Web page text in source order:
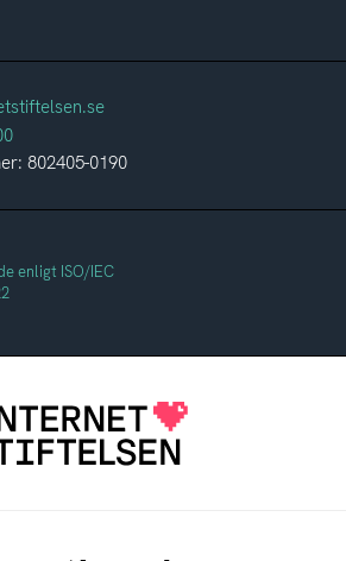
802405-0190
enligt ISO/IEC
verkar för ett internet som
till människan och samhället